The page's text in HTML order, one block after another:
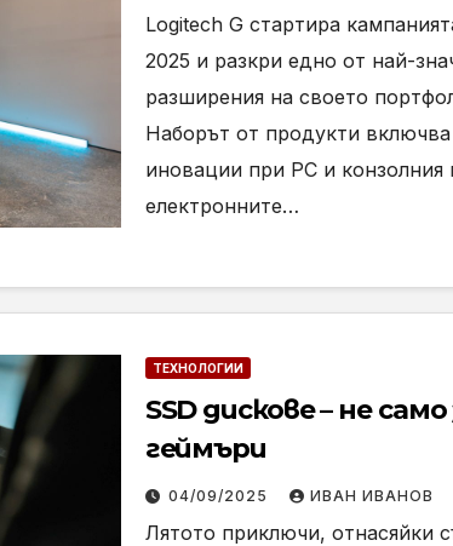
Logitech G стартира
2025 и разкри едно от най-
разширения на своето
Наборът от продукти
иновации при PC и конзолния
електронните…
ТЕХНОЛОГИИ
SSD дискове – не само
геймъри
04/09/2025 ИВАН ИВАНОВ
Лятото приключи, отнасяйки